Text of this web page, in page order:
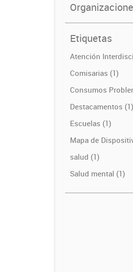
Etiquetas
Atención
Comisarias (1)
Consumos
Destacamentos (1)
Escuelas (1)
Mapa de
salud (1)
Salud mental (1)